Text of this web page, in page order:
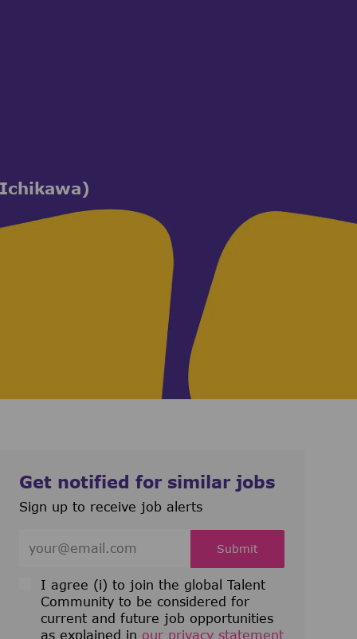
Get notified for similar jobs
Sign up to receive job alerts
I agree (i) to join the global Talent
Community to be considered for
current and future job opportunities
as explained in our privacy statement
Submit